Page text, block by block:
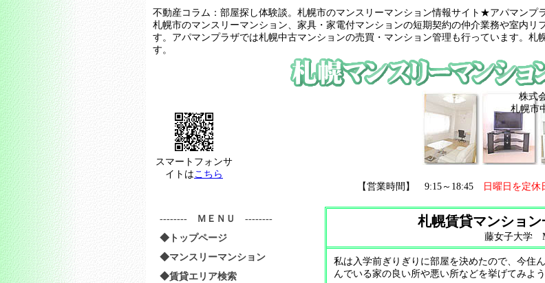
不動産コラム：部屋探し体験談。札幌市のマンスリーマンション情報サイト★アパマンプ
札幌市のマンスリーマンション、家具・家電付マンションの短期契約の仲介業務や室内リ
す。アパマンプラザでは札幌中古マンションの売買・マンション管理も行っています。札
す。
スマートフォンサ
イトはこちら
株式
札幌市
【営業時間】 9:15～18:45 日曜日を定休
札幌賃貸マンショ
藤女子大学
私は入学前ぎりぎりに部屋を決めたので、今住
んでいる家の良い所や悪い所などを挙げてみよう
-------- ＭＥＮＵ --------
◆トップページ
◆マンスリーマンション
◆賃貸エリア検索